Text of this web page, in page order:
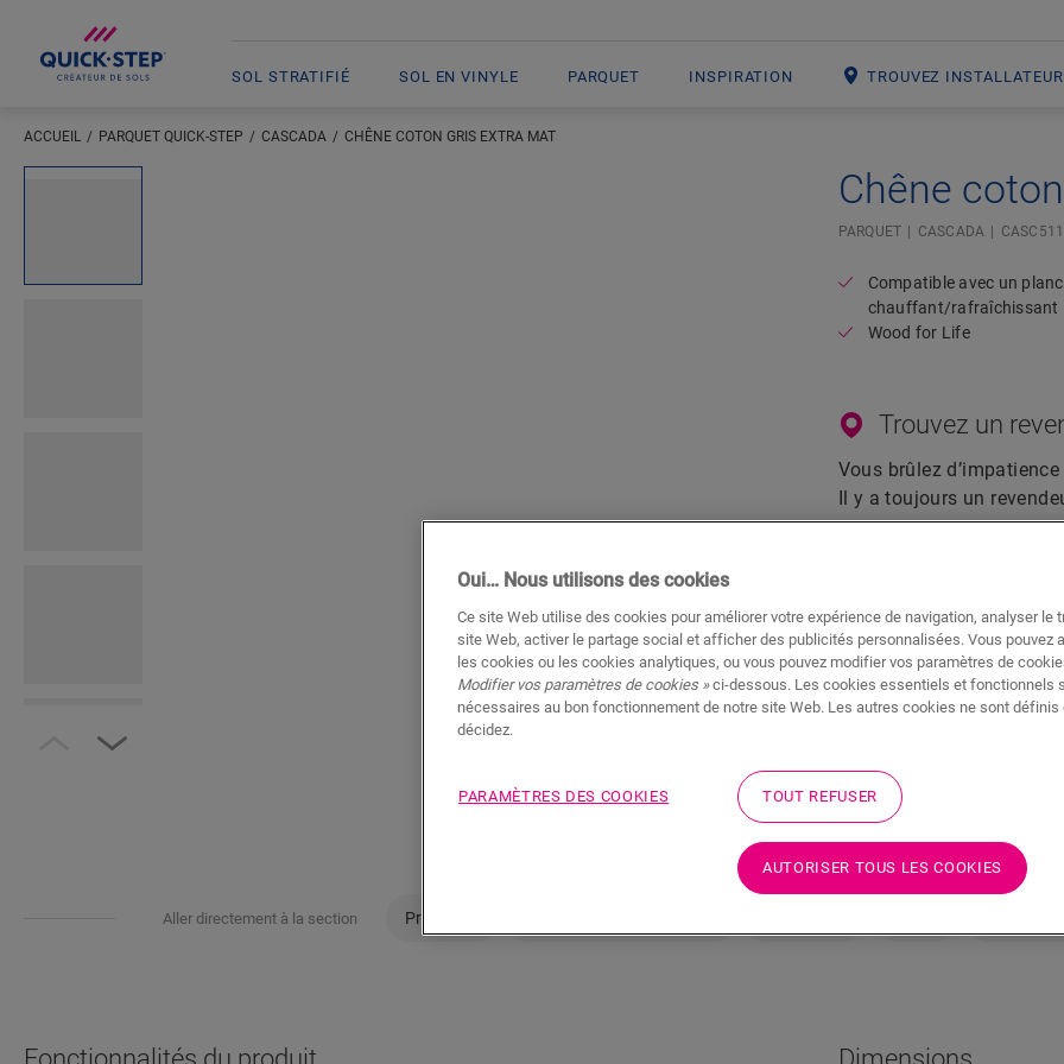
SOL STRATIFIÉ SOL EN VINYLE PARQUET INSPIRATION TROUVEZ INSTALLATEUR
ACCUEIL PARQUET QUICK-STEP CASCADA CHÊNE COTON GRIS EXTRA MAT
Open image in lightbox
Chêne
PARQUET CASCADA
Compatible avec un
chauffant/rafraîchissant
Wood for Life
Trouvez un
Vous brûlez
Il y a toujours un
Pas sûr que ce sol
Commander un
Aller directement à la section Propriétés
Oui… Nous utilisons des cookies
Ce site Web utilise des cookies pour améliorer votre expérience de navigation, analyser le
site Web, activer le partage social et afficher des publicités personnalisées. Vous pouvez
les cookies ou les cookies analytiques, ou vous pouvez modifier vos paramètres de
Modifier vos paramètres de cookies »ci-dessous. Les cookies essentiels et fonctionnels
nécessaires au bon fonctionnement de notre site Web. Les autres cookies ne sont définis
décidez.
PARAMÈTRES DES COOKIES TOUT REFUSER
AUTORISER TOUS LES COOKIES